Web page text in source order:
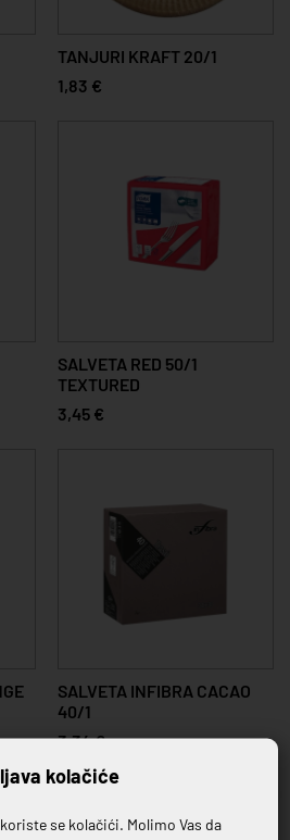
TANJURI KRAFT 20/1
1,83 €
SALVETA RED 50/1
TEXTURED
3,45 €
SALVETA INFIBRA CACAO
40/1
3,34 €
kolačiće
se kolačići. Molimo Vas da